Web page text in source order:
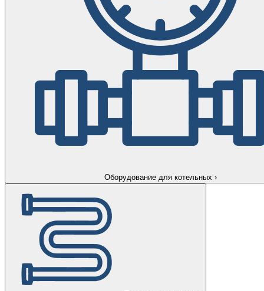
Оборудование для котельных ›